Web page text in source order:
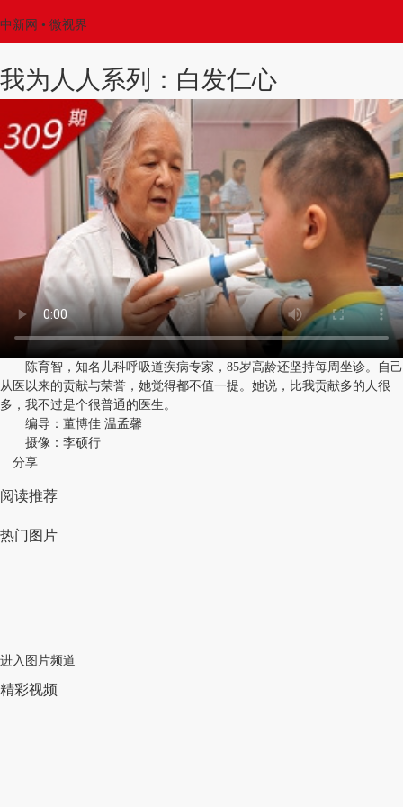
中新网 • 微视界
我为人人系列：白发仁心
陈育智，知名儿科呼吸道疾病专家，85岁高龄还坚持每周坐诊。自己
从医以来的贡献与荣誉，她觉得都不值一提。她说，比我贡献多的人很
多，我不过是个很普通的医生。
编导：董博佳 温孟馨
摄像：李硕行
分享
阅读推荐
热门图片
进入图片频道
精彩视频